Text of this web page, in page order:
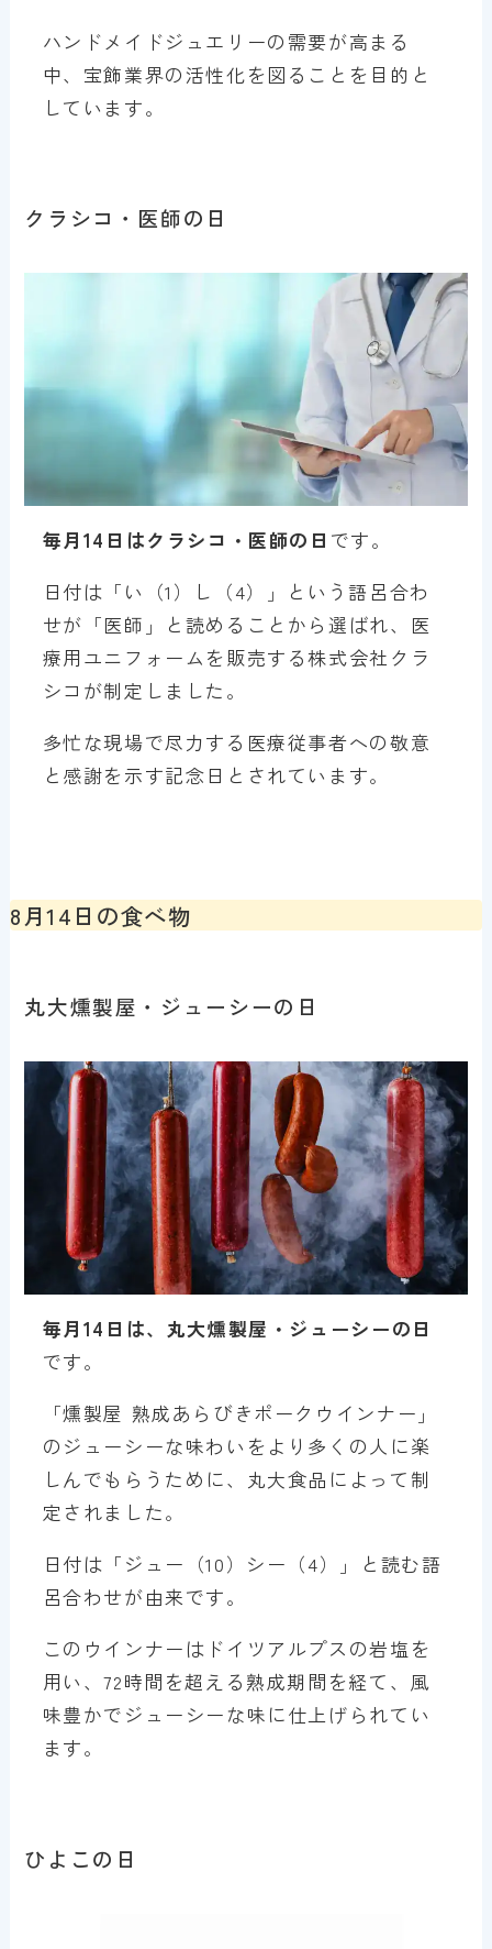
ハンドメイドジュエリーの需要が高まる
中、宝飾業界の活性化を図ることを目的と
しています。
クラシコ・医師の日
毎月14日はクラシコ・医師の日 です。
日付は「い（1）し（4）」という語呂合わ
せが「医師」と読めることから選ばれ、医
療用ユニフォームを販売する株式会社クラ
シコが制定しました。
多忙な現場で尽力する医療従事者への敬意
と感謝を示す記念日とされています。
8月14日の食べ物
丸大燻製屋・ジューシーの日
毎月14日は、丸大燻製屋・ジューシーの日
です。
「燻製屋 熟成あらびきポークウインナー」
のジューシーな味わいをより多くの人に楽
しんでもらうために、丸大食品によって制
定されました。
日付は「ジュー（10）シー（4）」と読む語
呂合わせが由来です。
このウインナーはドイツアルプスの岩塩を
用い、72時間を超える熟成期間を経て、風
味豊かでジューシーな味に仕上げられてい
ます。
ひよこの日